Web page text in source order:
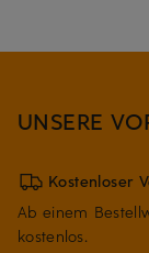
UNSERE
Kostenloser
Ab einem
kostenlos.